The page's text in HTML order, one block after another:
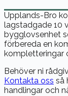
Upplands-Bro
lagstadgade 10
bygglovsenhet
förbereda en
kompletteringar
Behöver ni
Kontakta oss så
handlingar och